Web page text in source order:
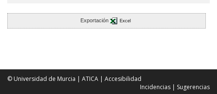
Exportación Excel
© Universidad de Murcia | ATICA | Accesibilidad
Incidencias | Sugerencias